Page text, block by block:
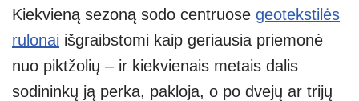
at
s
A
p
e
e
gr
a
er ss
e
n
ar
e
Kiekvieną sezoną sodo centruose geotekstilės
rulonai išgraibstomi kaip geriausia priemonė
nuo piktžolių – ir kiekvienais metais dalis
sodininkų ją perka, pakloja, o po dvejų ar trijų